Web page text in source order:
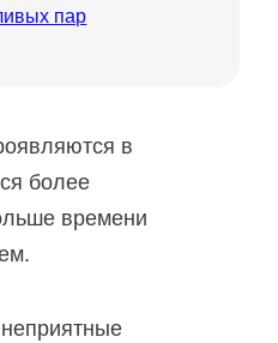
пар
в
более
времени